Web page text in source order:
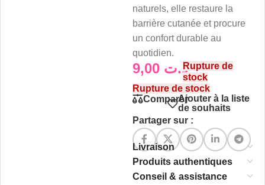
naturels, elle restaure la
barrière cutanée et procure
un confort durable au
quotidien.
د.تRupture de
stock
Rupture de stock
ComparerAjouter à la liste
de souhaits
Partager sur :
Livraison
Produits authentiques
Conseil & assistance